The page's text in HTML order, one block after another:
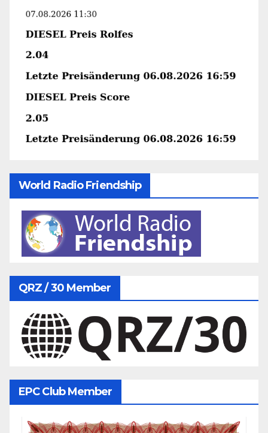
World Radio Friendship
QRZ / 30 Member
EPC Club Member